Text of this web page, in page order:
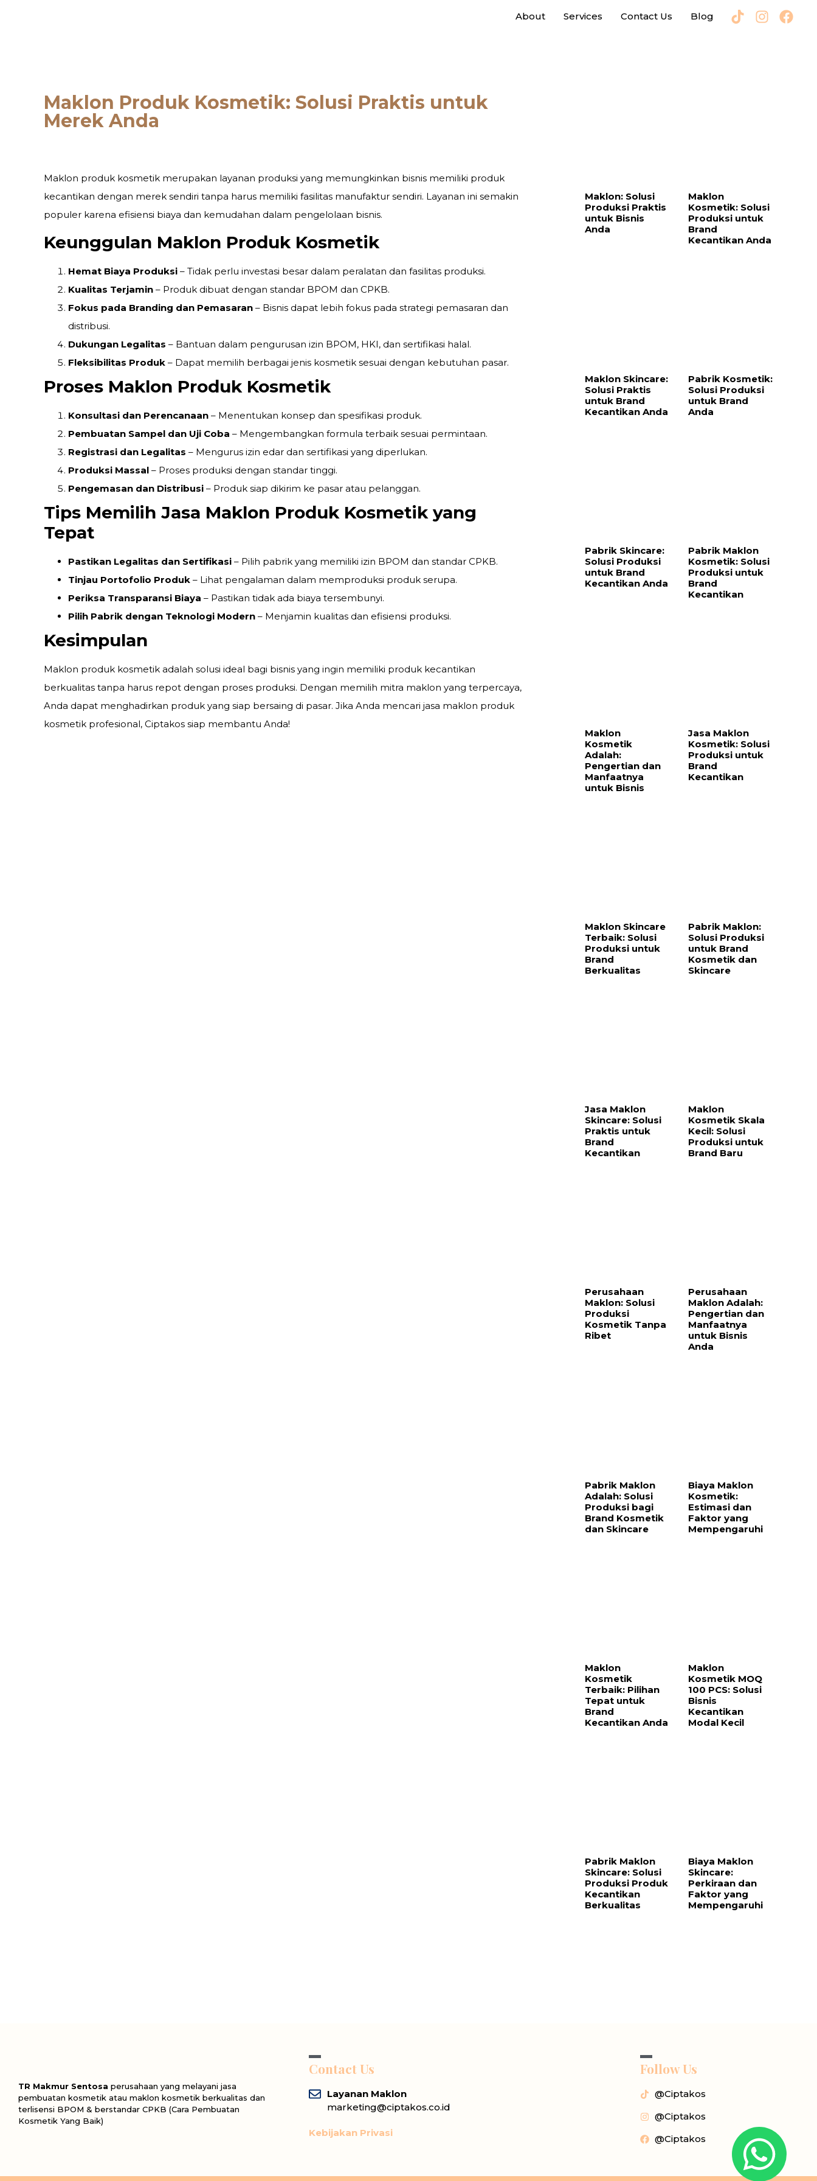
About Services Contact Us Blog
Maklon Produk Kosmetik: Solusi Praktis untuk
Merek Anda
Maklon produk kosmetik merupakan layanan produksi yang memungkinkan bisnis memiliki produk
kecantikan dengan merek sendiri tanpa harus memiliki fasilitas manufaktur sendiri. Layanan ini semakin
populer karena efisiensi biaya dan kemudahan dalam pengelolaan bisnis.
Keunggulan Maklon Produk Kosmetik
Hemat Biaya Produksi – Tidak perlu investasi besar dalam peralatan dan fasilitas produksi.
Kualitas Terjamin – Produk dibuat dengan standar BPOM dan CPKB.
Fokus pada Branding dan Pemasaran – Bisnis dapat lebih fokus pada strategi pemasaran dan
distribusi.
Dukungan Legalitas – Bantuan dalam pengurusan izin BPOM, HKI, dan sertifikasi halal.
Fleksibilitas Produk – Dapat memilih berbagai jenis kosmetik sesuai dengan kebutuhan pasar.
Proses Maklon Produk Kosmetik
Konsultasi dan Perencanaan – Menentukan konsep dan spesifikasi produk.
Pembuatan Sampel dan Uji Coba – Mengembangkan formula terbaik sesuai permintaan.
Registrasi dan Legalitas – Mengurus izin edar dan sertifikasi yang diperlukan.
Produksi Massal – Proses produksi dengan standar tinggi.
Pengemasan dan Distribusi – Produk siap dikirim ke pasar atau pelanggan.
Tips Memilih Jasa Maklon Produk Kosmetik yang
Tepat
Pastikan Legalitas dan Sertifikasi – Pilih pabrik yang memiliki izin BPOM dan standar CPKB.
Tinjau Portofolio Produk – Lihat pengalaman dalam memproduksi produk serupa.
Periksa Transparansi Biaya – Pastikan tidak ada biaya tersembunyi.
Pilih Pabrik dengan Teknologi Modern – Menjamin kualitas dan efisiensi produksi.
Kesimpulan
Maklon produk kosmetik adalah solusi ideal bagi bisnis yang ingin memiliki produk kecantikan
berkualitas tanpa harus repot dengan proses produksi. Dengan memilih mitra maklon yang terpercaya,
Anda dapat menghadirkan produk yang siap bersaing di pasar. Jika Anda mencari jasa maklon produk
kosmetik profesional, Ciptakos siap membantu Anda!
Maklon: Solusi
Produksi Praktis
untuk Bisnis
Anda
Maklon
Kosmetik: Solusi
Produksi untuk
Brand
Kecantikan Anda
Maklon Skincare:
Solusi Praktis
untuk Brand
Kecantikan Anda
Pabrik Kosmetik:
Solusi Produksi
untuk Brand
Anda
Pabrik Skincare:
Solusi Produksi
untuk Brand
Kecantikan Anda
Pabrik Maklon
Kosmetik: Solusi
Produksi untuk
Brand
Kecantikan
Maklon
Kosmetik
Adalah:
Pengertian dan
Manfaatnya
untuk Bisnis
Jasa Maklon
Kosmetik: Solusi
Produksi untuk
Brand
Kecantikan
Maklon Skincare
Terbaik: Solusi
Produksi untuk
Brand
Berkualitas
Pabrik Maklon:
Solusi Produksi
untuk Brand
Kosmetik dan
Skincare
Jasa Maklon
Skincare: Solusi
Praktis untuk
Brand
Kecantikan
Maklon
Kosmetik Skala
Kecil: Solusi
Produksi untuk
Brand Baru
Perusahaan
Maklon: Solusi
Produksi
Kosmetik Tanpa
Ribet
Perusahaan
Maklon Adalah:
Pengertian dan
Manfaatnya
untuk Bisnis
Anda
Pabrik Maklon
Adalah: Solusi
Produksi bagi
Brand Kosmetik
dan Skincare
Biaya Maklon
Kosmetik:
Estimasi dan
Faktor yang
Mempengaruhi
Maklon
Kosmetik
Terbaik: Pilihan
Tepat untuk
Brand
Kecantikan Anda
Maklon
Kosmetik MOQ
100 PCS: Solusi
Bisnis
Kecantikan
Modal Kecil
Pabrik Maklon
Skincare: Solusi
Produksi Produk
Kecantikan
Berkualitas
Biaya Maklon
Skincare:
Perkiraan dan
Faktor yang
Mempengaruhi
TR Makmur Sentosa perusahaan yang melayani jasa
pembuatan kosmetik atau maklon kosmetik berkualitas dan
terlisensi BPOM & berstandar CPKB (Cara Pembuatan
Kosmetik Yang Baik)
Contact Us
Layanan Maklon
marketing@ciptakos.co.id
Kebijakan Privasi
Follow Us
@Ciptakos
@Ciptakos
@Ciptakos